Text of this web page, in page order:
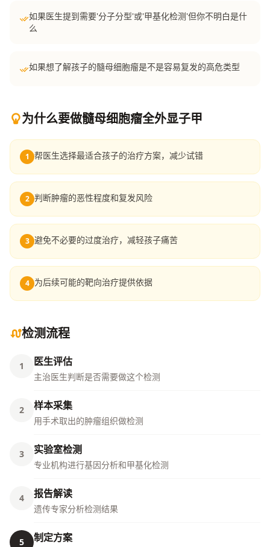
如果医生提到需要'分子分型'或'甲基化检测'但你不明白是什
么
如果想了解孩子的髓母细胞瘤是不是容易复发的高危类型
为什么要做髓母细胞瘤全外显子甲
1 帮医生选择最适合孩子的治疗方案，减少试错
2 判断肿瘤的恶性程度和复发风险
3 避免不必要的过度治疗，减轻孩子痛苦
4 为后续可能的靶向治疗提供依据
检测流程
1 医生评估
主治医生判断是否需要做这个检测
2 样本采集
用手术取出的肿瘤组织做检测
3 实验室检测
专业机构进行基因分析和甲基化检测
4 报告解读
遗传专家分析检测结果
5 制定方案